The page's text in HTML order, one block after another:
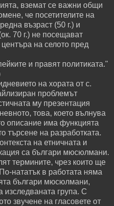
вземат се важни общи
че посетителите на
възраст (50 г.) и
70 г.) не посещават
на селото пред
и правят политиката."
на хората от с.
проблемът
му презентация
това, което вълнува
описание има функцията
търсене на разработката.
на етничната и
са българи мюсюлмани.
термините, чрез които ще
нататък в работата няма
българи мюсюлмани,
изследваната група. С
звучене на гласовете от